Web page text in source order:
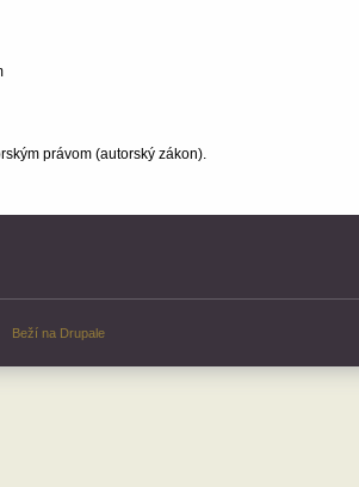
právom (autorský zákon).
Beží na Drupale